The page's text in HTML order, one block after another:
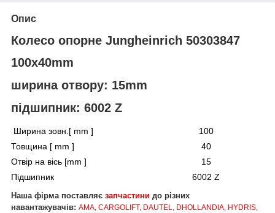
Опис
Колесо опорне Jungheinrich 50303847
100x40mm
ширина отвору: 15mm
підшипник: 6002 Z
Ширина зовн.[ mm ]
100
Товщина [ mm ]
40
Отвір на вісь [mm ]
15
Підшипник
6002 Z
Наша фірма поставляє запчастини до різних
навантажувачів: AMA, CARGOLIFT, DAUTEL, DHOLLANDIA, HYDRIS,